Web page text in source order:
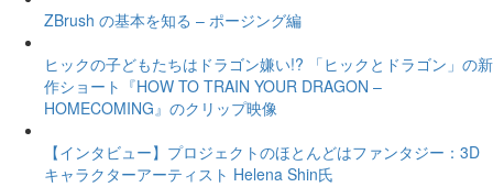
ZBrush の基本を知る – ポージング編
ヒックの子どもたちはドラゴン嫌い!? 「ヒックとドラゴン」の新
作ショート『HOW TO TRAIN YOUR DRAGON –
HOMECOMING』のクリップ映像
【インタビュー】プロジェクトのほとんどはファンタジー：3D
キャラクターアーティスト Helena Shin氏